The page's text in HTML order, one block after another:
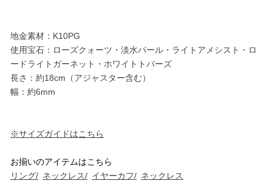
地金素材：K10PG
使用宝石：ローズクォーツ・淡水パール・ライトアメシスト・ロ
ードライトガーネット・ホワイトトパーズ
長さ：約18cm（アジャスター含む）
幅：約6mm
※サイズガイドはこちら
お揃いのアイテムはこちら
リング/ ネックレス/ イヤーカフ/ ネックレス